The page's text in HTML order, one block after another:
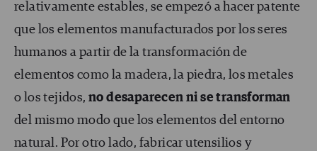
relativamente estables, se empezó a hacer patente
que los elementos manufacturados por los seres
humanos a partir de la transformación de
elementos como la madera, la piedra, los metales
o los tejidos, no desaparecen ni se transforman
del mismo modo que los elementos del entorno
natural. Por otro lado, fabricar utensilios y